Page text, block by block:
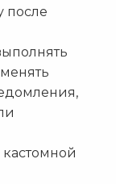
после